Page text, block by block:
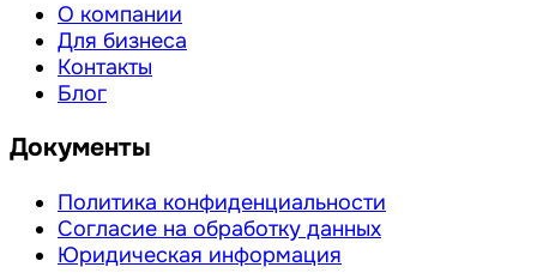
О компании
Для бизнеса
Контакты
Блог
Документы
Политика конфиденциальности
Согласие на обработку данных
Юридическая информация